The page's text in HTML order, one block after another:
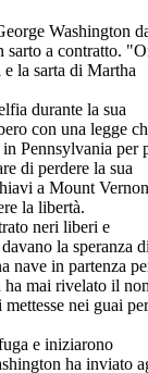
Washington
sarto a contratto.
la sarta di Martha
durante la sua
con una legge
in Pennsylvania per
di perdere la sua
a Mount
la libertà.
neri liberi e
la speranza
nave in partenza
mai rivelato il
nei guai per
e iniziarono
ha inviato